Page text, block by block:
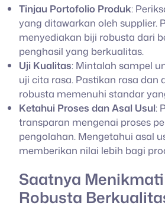
Tinjau Portofolio Produk:
yang ditawarkan oleh supplier.
menyediakan biji robusta dari
penghasil yang berkualitas.
Uji Kualitas: Mintalah sampel
uji cita rasa. Pastikan rasa dan
robusta memenuhi standar
Ketahui Proses dan Asal Usul:
transparan mengenai proses
pengolahan. Mengetahui asal
memberikan nilai lebih bagi
Saatnya
Robusta